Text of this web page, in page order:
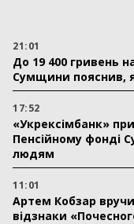
21:01
До 19 400 гривень
Сумщини пояснив,
17:52
«Укрексімбанк»
Пенсійному фонді
людям
11:01
Артем Кобзар
відзнаки